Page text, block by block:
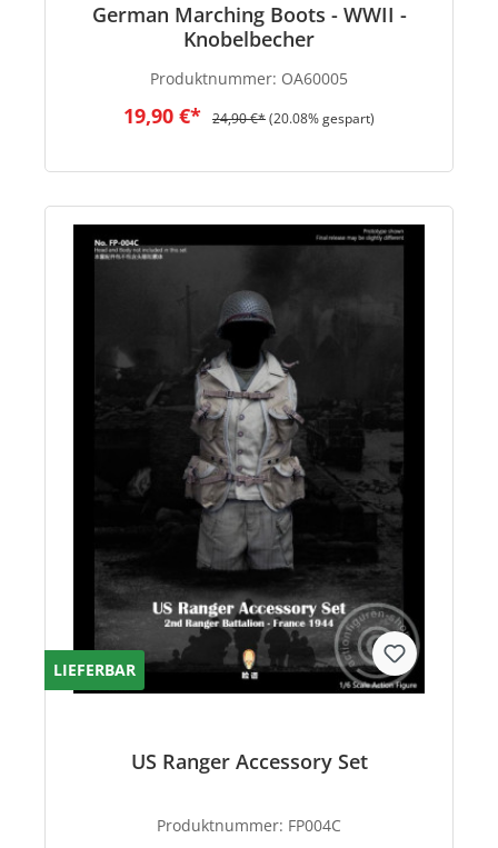
German Marching Boots - WWII -
Knobelbecher
Produktnummer: OA60005
19,90 €* 24,90 €*(20.08% gespart)
LIEFERBAR
US Ranger Accessory Set
Produktnummer: FP004C